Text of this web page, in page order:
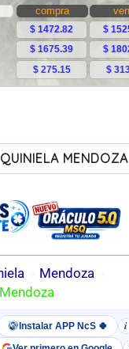
QUINIELA MENDOZA